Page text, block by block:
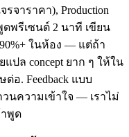
จาราคา), Production
ดพรีเซนต์ 2 นาที เขียน
ในห้อง — แต่ถ้า
ปล concept ยาก ๆ ให้ใน
อ. Feedback แบบ
วนความเข้าใจ — เราไม่
พูด